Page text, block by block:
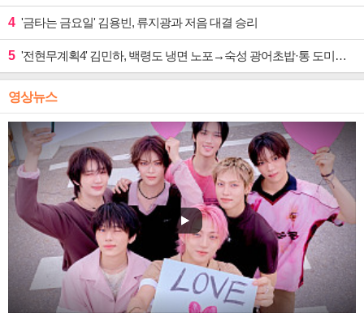
4 '금타는 금요일' 김용빈, 류지광과 저음 대결 승리
5 '전현무계획4' 김민하, 백령도 냉면 노포→숙성 광어초밥·통 도미찜 맛집 탐방
영상뉴스